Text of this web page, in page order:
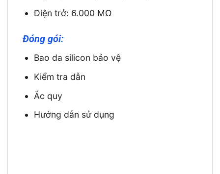
Điện trở: 6.000 MΩ
Đóng gói:
Bao da silicon bảo vệ
Kiểm tra dẫn
Ắc quy
Hướng dẫn sử dụng